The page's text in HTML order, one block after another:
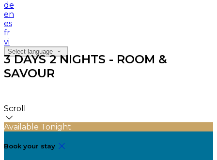
de
en
es
fr
vi
Select language
3 DAYS 2 NIGHTS - ROOM &
SAVOUR
Scroll
Available Tonight
Book your stay